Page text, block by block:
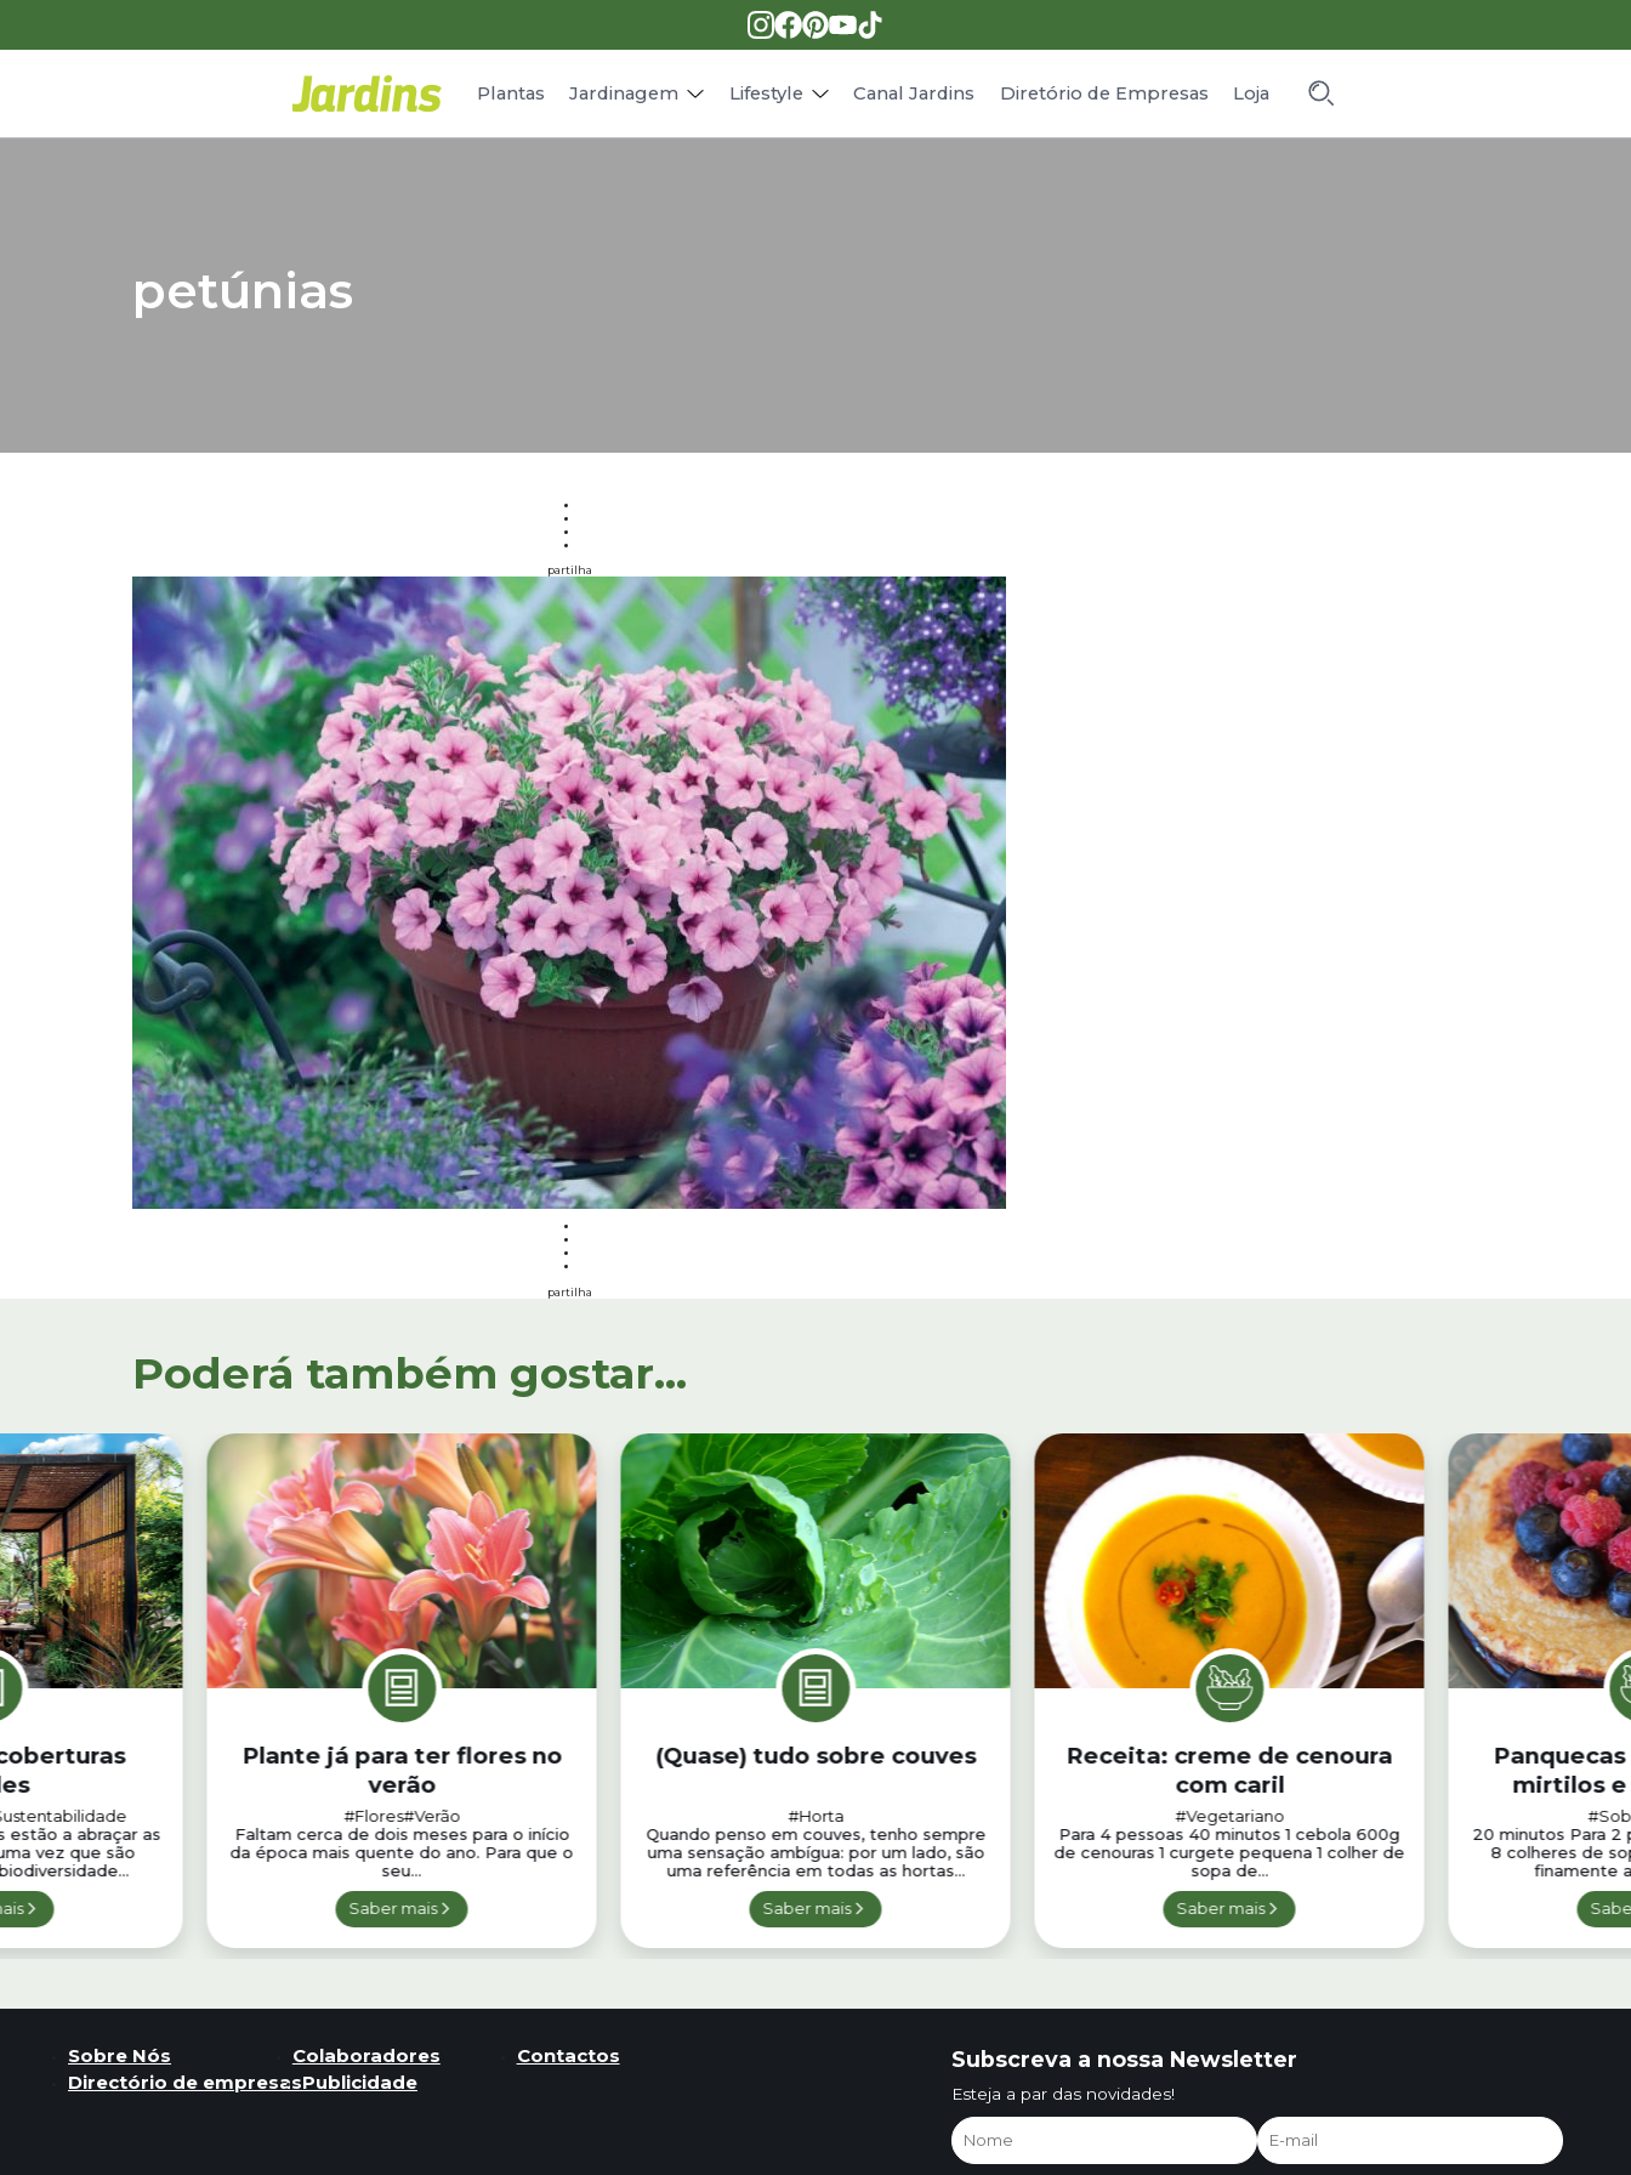
Plantas Jardinagem Lifestyle
Receitas
Canal Jardins Diretório de Empresas Loja
petúnias
partilha
partilha
Poderá também gostar...
estão a abraçar as
vez que são
Plante já para ter flores no
verão
#Flores#Verão
Faltam cerca de dois meses para o início
da época mais quente do ano. Para que o
seu...
Saber mais
(Quase) tudo sobre couves
#Horta
Quando penso em couves, tenho sempre
uma sensação ambígua: por um lado, são
uma referência em todas as hortas...
Saber mais
Receita: creme de cenoura
com caril
#Vegetariano
Para 4 pessoas 40 minutos 1 cebola 600g
de cenouras 1 curgete pequena 1 colher de
sopa de...
Saber mais
mirtilos e
20 minutos Para 2
8 colheres de
finamente
Sobre Nós Colaboradores
Contactos
Directório de empresasPublicidade
Subscreva a nossa Newsletter
Esteja a par das novidades!